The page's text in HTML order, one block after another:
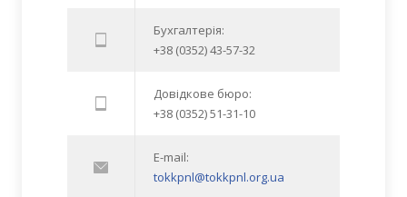
Бухгалтерія:
+38 (0352) 43-57-32
Довідкове бюро:
+38 (0352) 51-31-10
E-mail:
tokkpnl@tokkpnl.org.ua